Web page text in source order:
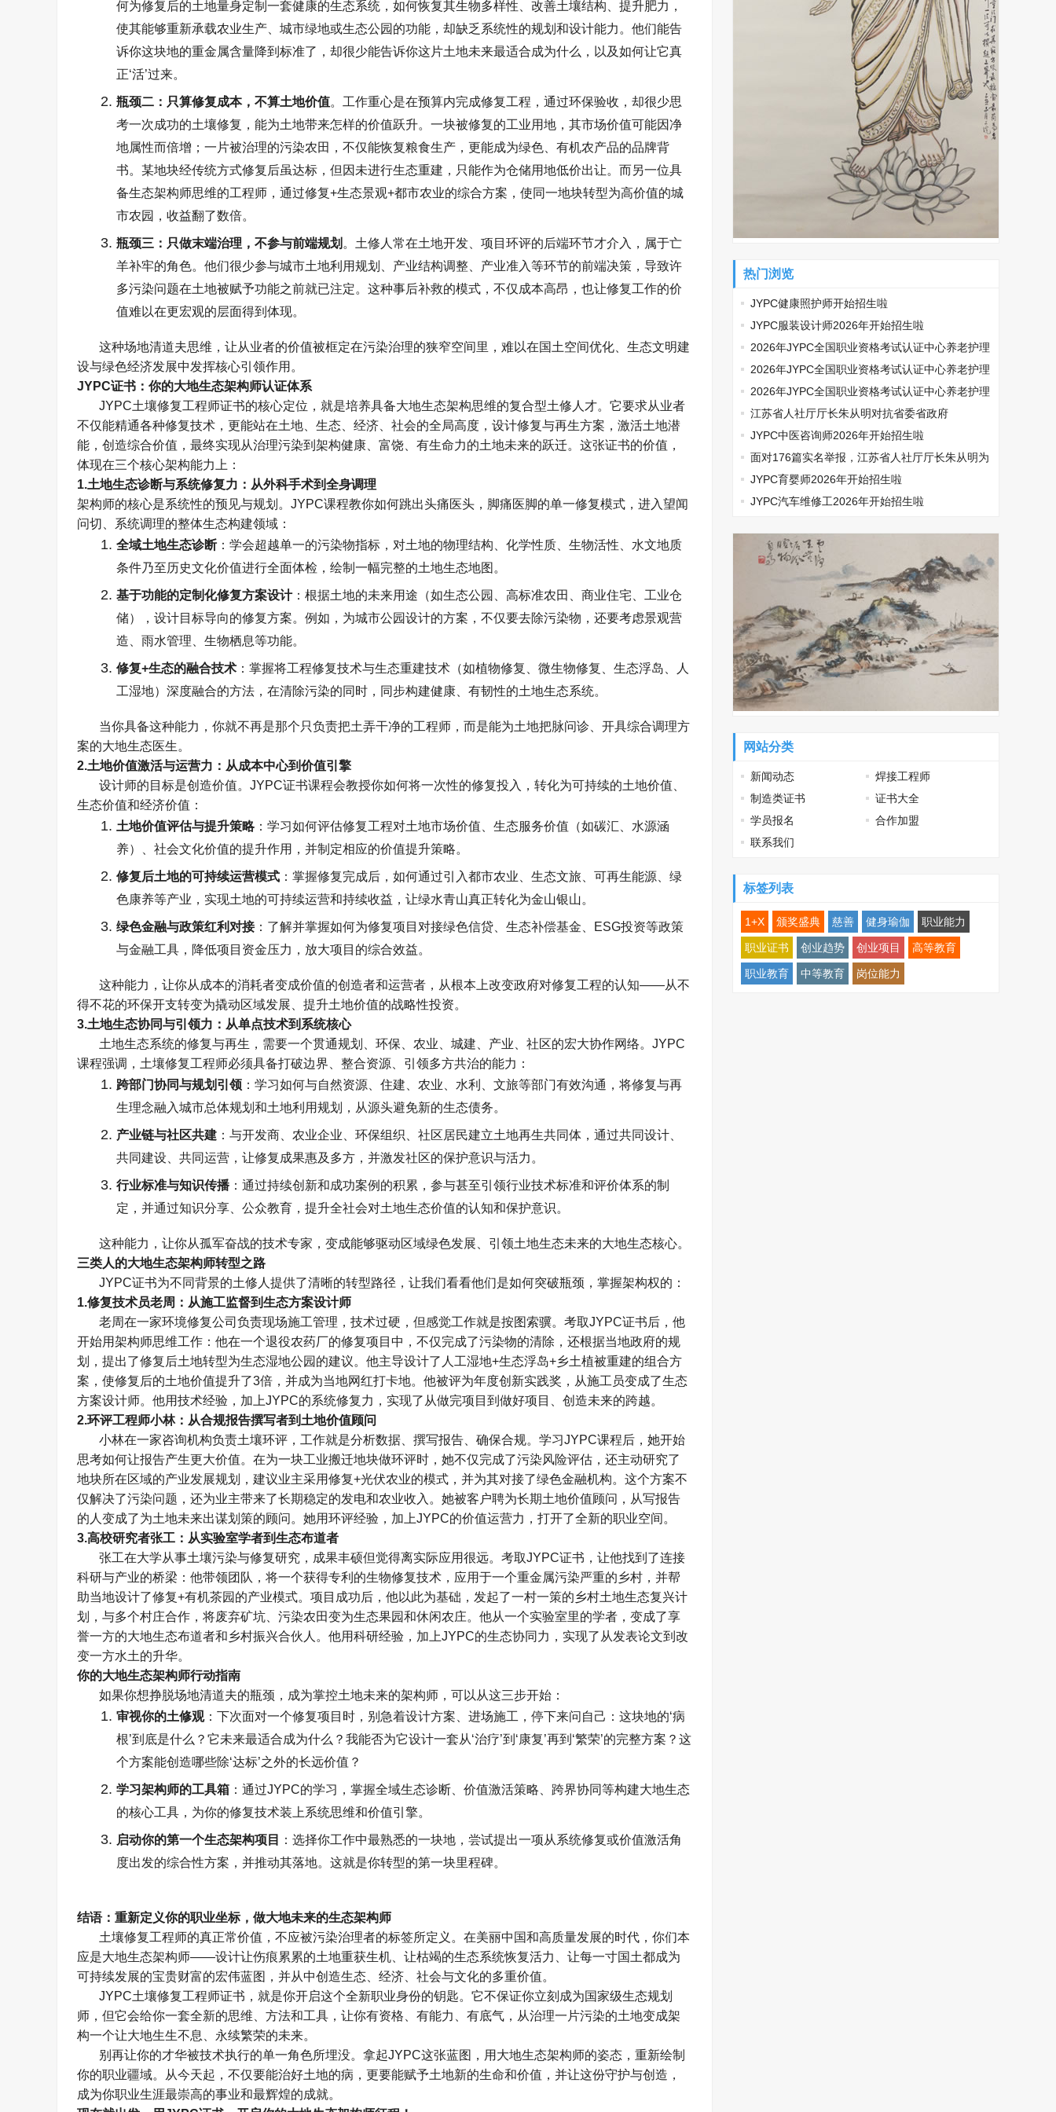
何为修复后的土地量身定制一套健康的生态系统，如何恢复其生物多样性、改善土壤结构、提升肥力，
使其能够重新承载农业生产、城市绿地或生态公园的功能，却缺乏系统性的规划和设计能力。他们能告
诉你这块地的重金属含量降到标准了，却很少能告诉你这片土地未来最适合成为什么，以及如何让它真
正‘活’过来。
瓶颈二：只算修复成本，不算土地价值。工作重心是在预算内完成修复工程，通过环保验收，却很少思
考一次成功的土壤修复，能为土地带来怎样的价值跃升。一块被修复的工业用地，其市场价值可能因净
地属性而倍增；一片被治理的污染农田，不仅能恢复粮食生产，更能成为绿色、有机农产品的品牌背
书。某地块经传统方式修复后虽达标，但因未进行生态重建，只能作为仓储用地低价出让。而另一位具
备生态架构师思维的工程师，通过修复+生态景观+都市农业的综合方案，使同一地块转型为高价值的城
市农园，收益翻了数倍。
瓶颈三：只做末端治理，不参与前端规划 。土修人常在土地开发、项目环评的后端环节才介入，属于亡
羊补牢的角色。他们很少参与城市土地利用规划、产业结构调整、产业准入等环节的前端决策，导致许
多污染问题在土地被赋予功能之前就已注定。这种事后补救的模式，不仅成本高昂，也让修复工作的价
值难以在更宏观的层面得到体现。
这种场地清道夫思维，让从业者的价值被框定在污染治理的狭窄空间里，难以在国土空间优化、生态文明建
设与绿色经济发展中发挥核心引领作用。
JYPC证书：你的大地生态架构师认证体系
JYPC土壤修复工程师证书的核心定位，就是培养具备大地生态架构思维的复合型土修人才。它要求从业者
不仅能精通各种修复技术，更能站在土地、生态、经济、社会的全局高度，设计修复与再生方案，激活土地潜
能，创造综合价值，最终实现从治理污染到架构健康、富饶、有生命力的土地未来的跃迁。这张证书的价值，
体现在三个核心架构能力上：
1.土地生态诊断与系统修复力：从外科手术到全身调理
架构师的核心是系统性的预见与规划。 JYPC课程教你如何跳出头痛医头，脚痛医脚的单一修复模式，进入望闻
问切、系统调理的整体生态构建领域：
全域土地生态诊断：学会超越单一的污染物指标，对土地的物理结构、化学性质、生物活性、水文地质
条件乃至历史文化价值进行全面体检，绘制一幅完整的土地生态地图。
基于功能的定制化修复方案设计：根据土地的未来用途（如生态公园、高标准农田、商业住宅、工业仓
储），设计目标导向的修复方案。例如，为城市公园设计的方案，不仅要去除污染物，还要考虑景观营
造、雨水管理、生物栖息等功能。
修复+生态的融合技术 ：掌握将工程修复技术与生态重建技术（如植物修复、微生物修复、生态浮岛、人
工湿地）深度融合的方法，在清除污染的同时，同步构建健康、有韧性的土地生态系统。
当你具备这种能力，你就不再是那个只负责把土弄干净的工程师，而是能为土地把脉问诊、开具综合调理方
案的大地生态医生。
2.土地价值激活与运营力：从成本中心到价值引擎
设计师的目标是创造价值。 JYPC证书课程会教授你如何将一次性的修复投入，转化为可持续的土地价值、
生态价值和经济价值：
土地价值评估与提升策略：学习如何评估修复工程对土地市场价值、生态服务价值（如碳汇、水源涵
养）、社会文化价值的提升作用，并制定相应的价值提升策略。
修复后土地的可持续运营模式 ：掌握修复完成后，如何通过引入都市农业、生态文旅、可再生能源、绿
色康养等产业，实现土地的可持续运营和持续收益，让绿水青山真正转化为金山银山。
绿色金融与政策红利对接：了解并掌握如何为修复项目对接绿色信贷、生态补偿基金、 ESG投资等政策
与金融工具，降低项目资金压力，放大项目的综合效益。
这种能力，让你从成本的消耗者变成价值的创造者和运营者，从根本上改变政府对修复工程的认知——从不
得不花的环保开支转变为撬动区域发展、提升土地价值的战略性投资。
3.土地生态协同与引领力：从单点技术到系统核心
土地生态系统的修复与再生，需要一个贯通规划、环保、农业、城建、产业、社区的宏大协作网络。 JYPC
课程强调，土壤修复工程师必须具备打破边界、整合资源、引领多方共治的能力：
跨部门协同与规划引领 ：学习如何与自然资源、住建、农业、水利、文旅等部门有效沟通，将修复与再
生理念融入城市总体规划和土地利用规划，从源头避免新的生态债务。
产业链与社区共建 ：与开发商、农业企业、环保组织、社区居民建立土地再生共同体，通过共同设计、
共同建设、共同运营，让修复成果惠及多方，并激发社区的保护意识与活力。
行业标准与知识传播 ：通过持续创新和成功案例的积累，参与甚至引领行业技术标准和评价体系的制
定，并通过知识分享、公众教育，提升全社会对土地生态价值的认知和保护意识。
这种能力，让你从孤军奋战的技术专家，变成能够驱动区域绿色发展、引领土地生态未来的大地生态核心。
三类人的大地生态架构师转型之路
JYPC证书为不同背景的土修人提供了清晰的转型路径，让我们看看他们是如何突破瓶颈，掌握架构权的：
1.修复技术员老周：从施工监督到生态方案设计师
老周在一家环境修复公司负责现场施工管理，技术过硬，但感觉工作就是按图索骥。考取JYPC证书后，他
开始用架构师思维工作：他在一个退役农药厂的修复项目中，不仅完成了污染物的清除，还根据当地政府的规
划，提出了修复后土地转型为生态湿地公园的建议。他主导设计了人工湿地+生态浮岛+乡土植被重建的组合方
案，使修复后的土地价值提升了3倍，并成为当地网红打卡地。他被评为年度创新实践奖，从施工员变成了生态
方案设计师。他用技术经验，加上JYPC的系统修复力，实现了从做完项目到做好项目、创造未来的跨越。
2.环评工程师小林：从合规报告撰写者到土地价值顾问
小林在一家咨询机构负责土壤环评，工作就是分析数据、撰写报告、确保合规。学习JYPC课程后，她开始
思考如何让报告产生更大价值。在为一块工业搬迁地块做环评时，她不仅完成了污染风险评估，还主动研究了
地块所在区域的产业发展规划，建议业主采用修复+光伏农业的模式，并为其对接了绿色金融机构。这个方案不
仅解决了污染问题，还为业主带来了长期稳定的发电和农业收入。她被客户聘为长期土地价值顾问，从写报告
的人变成了为土地未来出谋划策的顾问。她用环评经验，加上JYPC的价值运营力，打开了全新的职业空间。
3.高校研究者张工：从实验室学者到生态布道者
张工在大学从事土壤污染与修复研究，成果丰硕但觉得离实际应用很远。考取JYPC证书，让他找到了连接
科研与产业的桥梁：他带领团队，将一个获得专利的生物修复技术，应用于一个重金属污染严重的乡村，并帮
助当地设计了修复+有机茶园的产业模式。项目成功后，他以此为基础，发起了一村一策的乡村土地生态复兴计
划，与多个村庄合作，将废弃矿坑、污染农田变为生态果园和休闲农庄。他从一个实验室里的学者，变成了享
誉一方的大地生态布道者和乡村振兴合伙人。他用科研经验，加上JYPC的生态协同力，实现了从发表论文到改
变一方水土的升华。
你的大地生态架构师行动指南
如果你想挣脱场地清道夫的瓶颈，成为掌控土地未来的架构师，可以从这三步开始：
审视你的土修观：下次面对一个修复项目时，别急着设计方案、进场施工，停下来问自己：这块地的‘病
根’到底是什么？它未来最适合成为什么？我能否为它设计一套从‘治疗’到 ‘康复’再到 ‘繁荣’的完整方案？这
个方案能创造哪些除‘达标’之外的长远价值？
学习架构师的工具箱 ：通过JYPC的学习，掌握全域生态诊断、价值激活策略、跨界协同等构建大地生态
的核心工具，为你的修复技术装上系统思维和价值引擎。
启动你的第一个生态架构项目
：选择你工作中最熟悉的一块地，尝试提出一项从系统修复或价值激活角
度出发的综合性方案，并推动其落地。这就是你转型的第一块里程碑。
结语：重新定义你的职业坐标，做大地未来的生态架构师
土壤修复工程师的真正常价值，不应被污染治理者的标签所定义。在美丽中国和高质量发展的时代，你们本
应是大地生态架构师——设计让伤痕累累的土地重获生机、让枯竭的生态系统恢复活力、让每一寸国土都成为
可持续发展的宝贵财富的宏伟蓝图，并从中创造生态、经济、社会与文化的多重价值。
JYPC土壤修复工程师证书，就是你开启这个全新职业身份的钥匙。它不保证你立刻成为国家级生态规划
师，但它会给你一套全新的思维、方法和工具，让你有资格、有能力、有底气，从治理一片污染的土地变成架
构一个让大地生生不息、永续繁荣的未来。
别再让你的才华被技术执行的单一角色所埋没。拿起JYPC这张蓝图，用大地生态架构师的姿态，重新绘制
你的职业疆域。从今天起，不仅要能治好土地的病，更要能赋予土地新的生命和价值，并让这份守护与创造，
成为你职业生涯最崇高的事业和最辉煌的成就。
热门浏览
JYPC健康照护师开始招生啦
JYPC服装设计师2026年开始招生啦
2026年JYPC全国职业资格考试认证中心养老护理
师开始报名啦
2026年JYPC全国职业资格考试认证中心养老护理
师开始报名啦
2026年JYPC全国职业资格考试认证中心养老护理
师开始报名啦
江苏省人社厅厅长朱从明对抗省委省政府
JYPC中医咨询师2026年开始招生啦
面对176篇实名举报，江苏省人社厅厅长朱从明为
何选择沉默
JYPC育婴师2026年开始招生啦
JYPC汽车维修工2026年开始招生啦
网站分类
新闻动态
焊接工程师
制造类证书
证书大全
学员报名
合作加盟
联系我们
标签列表
1+X 颁奖盛典 慈善 健身瑜伽 职业能力
职业证书 创业趋势 创业项目 高等教育
职业教育 中等教育 岗位能力